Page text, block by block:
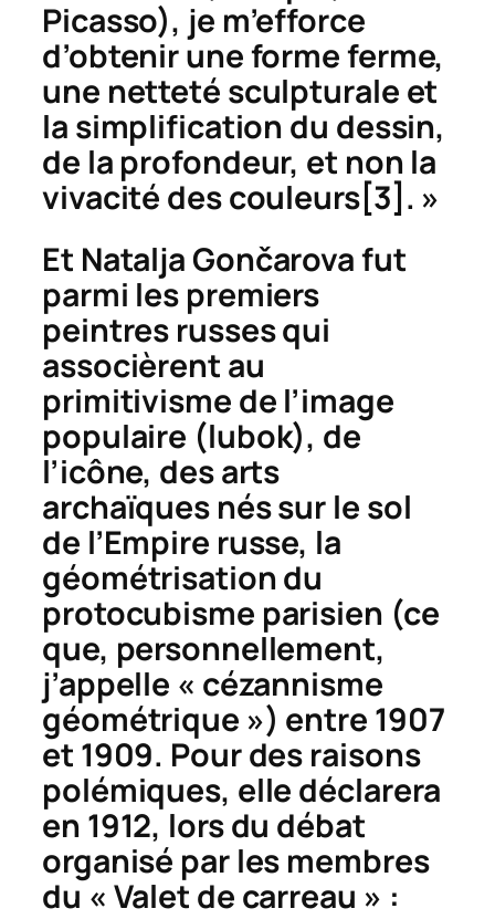
Picasso), je m’efforce
d’obtenir une forme ferme,
une netteté sculpturale et
la simplification du dessin,
de la profondeur, et non la
vivacité des couleurs[3]. »
Et NataljaGončarova fut
parmi les premiers
peintres russes qui
associèrent au
primitivisme de l’image
populaire (lubok), de
l’icône, des arts
archaïques nés sur le sol
de l’Empire russe, la
géométrisation du
protocubisme parisien (ce
que, personnellement,
j’appelle « cézannisme
géométrique ») entre 1907
et 1909. Pour des raisons
polémiques, elle déclarera
en 1912, lors du débat
organisé par les membres
du « Valet de carreau » :